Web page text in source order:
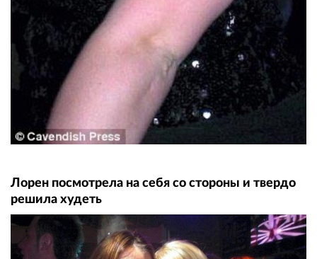
Лорен посмотрела на себя со стороны и твердо
решила худеть